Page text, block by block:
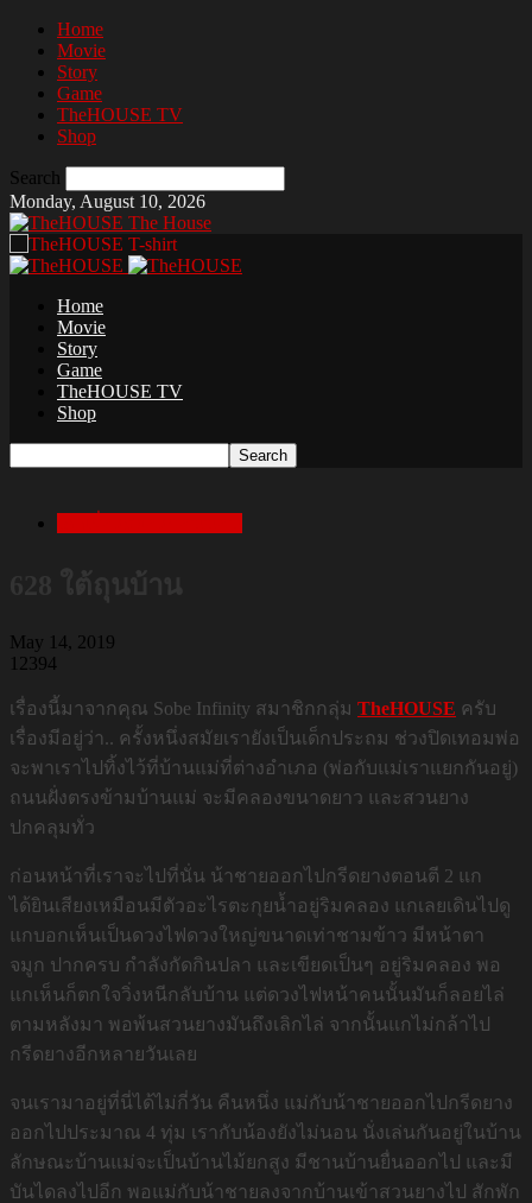
Home
Movie
Story
Game
TheHOUSE TV
Shop
Search
Monday, August 10, 2026
The House
Home
Movie
Story
Game
TheHOUSE TV
Shop
May 14, 2019
12394
เรื่องนี้มาจากคุณ Sobe Infinity สมาชิกกลุ่ม TheHOUSE ครับ
เรื่องมีอยู่ว่า.. ครั้งหนึ่งสมัยเรายังเป็นเด็กประถม ช่วงปิดเทอมพ่อ
จะพาเราไปทิ้งไว้ที่บ้านแม่ที่ต่างอำเภอ (พ่อกับแม่เราแยกกันอยู่)
ถนนฝั่งตรงข้ามบ้านแม่ จะมีคลองขนาดยาว และสวนยาง
ปกคลุมทั่ว
ก่อนหน้าที่เราจะไปที่นั่น น้าชายออกไปกรีดยางตอนตี 2 แก
ได้ยินเสียงเหมือนมีตัวอะไรตะกุยน้ำอยู่ริมคลอง แกเลยเดินไปดู
แกบอกเห็นเป็นดวงไฟดวงใหญ่ขนาดเท่าชามข้าว มีหน้าตา
จมูก ปากครบ กำลังกัดกินปลา และเขียดเป็นๆ อยู่ริมคลอง พอ
แกเห็นก็ตกใจวิ่งหนีกลับบ้าน แต่ดวงไฟหน้าคนนั้นมันก็ลอยไล่
ตามหลังมา พอพ้นสวนยางมันถึงเลิกไล่ จากนั้นแกไม่กล้าไป
กรีดยางอีกหลายวันเลย
จนเรามาอยู่ที่นี่ได้ไม่กี่วัน คืนหนึ่ง แม่กับน้าชายออกไปกรีดยาง
ออกไปประมาณ 4 ทุ่ม เรากับน้องยังไม่นอน นั่งเล่นกันอยู่ในบ้าน
ลักษณะบ้านแม่จะเป็นบ้านไม้ยกสูง มีชานบ้านยื่นออกไป และมี
บันไดลงไปอีก พอแม่กับน้าชายลงจากบ้านเข้าสวนยางไป สักพัก